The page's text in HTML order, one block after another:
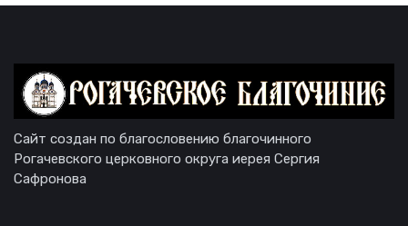
Сайт создан по благословению благочинного
Рогачевского церковного округа иерея Сергия
Сафронова